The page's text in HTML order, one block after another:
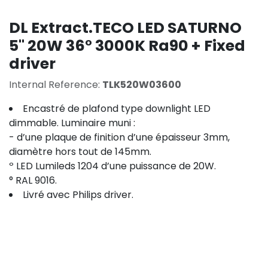
DL Extract.TECO LED SATURNO
5'' 20W 36° 3000K Ra90 + Fixed
driver
Internal Reference: TLK520W03600
Encastré de plafond type downlight LED
dimmable. Luminaire muni :
- d’une plaque de finition d’une épaisseur 3mm,
diamètre hors tout de 145mm.
º LED Lumileds 1204 d’une puissance de 20W.
° RAL 9016.
Livré avec Philips driver.